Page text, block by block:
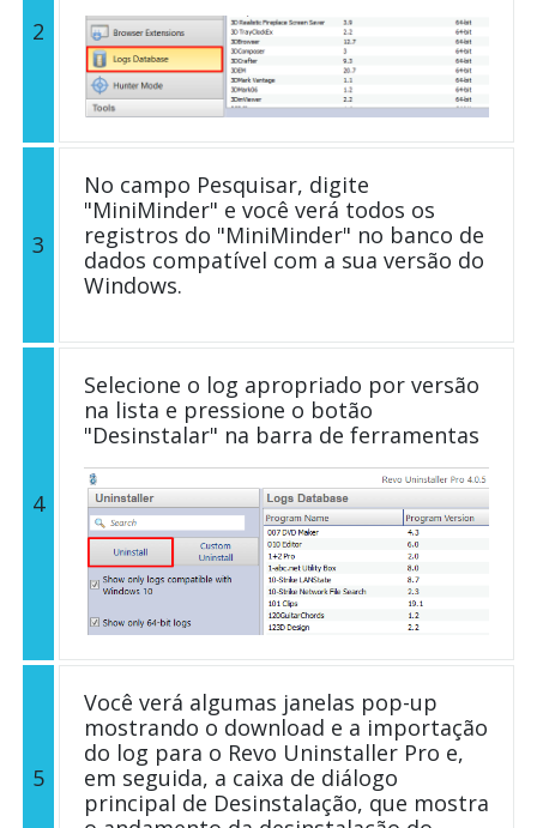
2
3
No campo Pesquisar, digite
"MiniMinder" e você verá todos os
registros do "MiniMinder" no banco de
dados compatível com a sua versão do
Windows.
4
Selecione o log apropriado por versão
na lista e pressione o botão
"Desinstalar" na barra de ferramentas
5
Você verá algumas janelas pop-up
mostrando o download e a importação
do log para o Revo Uninstaller Pro e,
em seguida, a caixa de diálogo
principal de Desinstalação, que mostra